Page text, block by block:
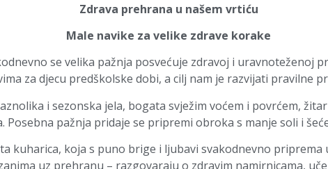
Zdrava prehrana u našem vrtiću
Male navike za velike zdrave korake
se velika pažnja posvećuje zdravoj i uravnoteženoj
za djecu predškolske dobi, a cilj nam je razvijati pravilne
i sezonska jela, bogata svježim voćem i povrćem,
pažnja pridaje se pripremi obroka s manje soli i
kuharica, koja s puno brige i ljubavi svakodnevno priprema
uz prehranu – razgovaraju o zdravim namirnicama,